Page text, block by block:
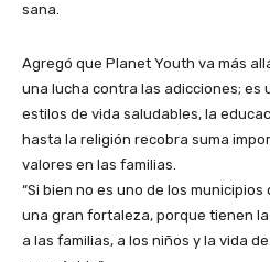
sana.
Agregó que Planet Youth va más
una lucha contra las adicciones; es
estilos de vida saludables, la
hasta la religión recobra suma
valores en las familias.
“Si bien no es uno de los
una gran fortaleza, porque tienen
a las familias, a los niños y la vida